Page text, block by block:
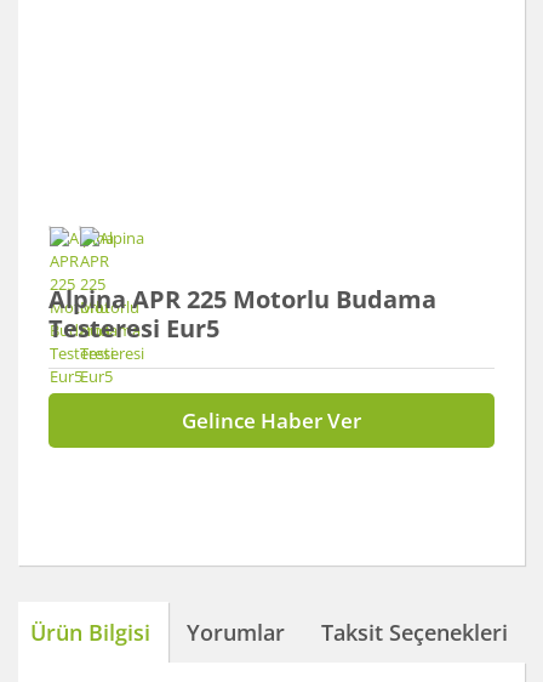
Alpina APR 225 Motorlu Budama
Testeresi Eur5
Gelince Haber Ver
Ürün Bilgisi Yorumlar Taksit Seçenekleri